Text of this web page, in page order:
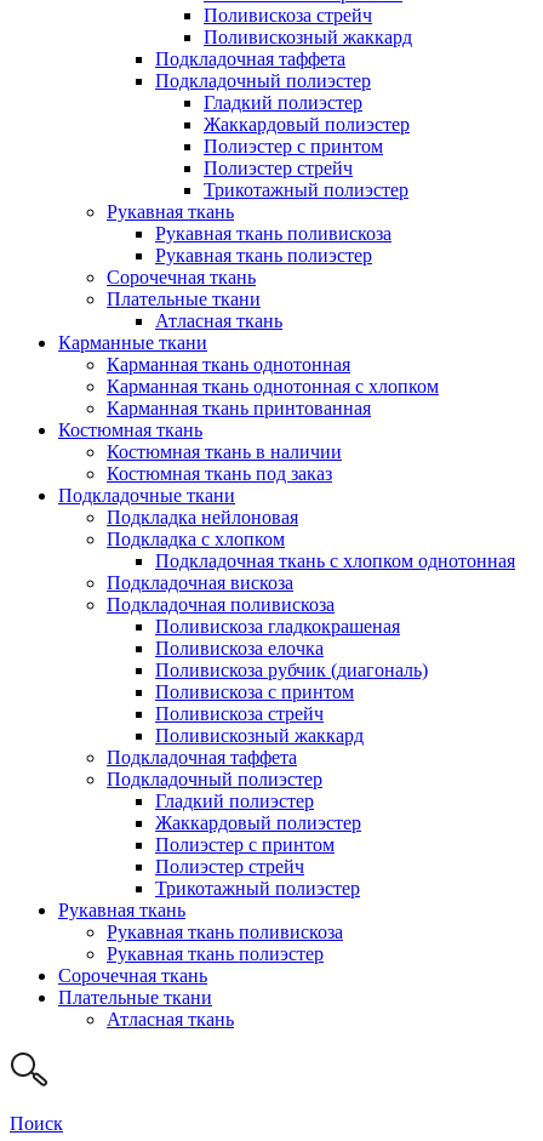
Поливискоза стрейч
Поливискозный жаккард
Подкладочная таффета
Подкладочный полиэстер
Гладкий полиэстер
Жаккардовый полиэстер
Полиэстер с принтом
Полиэстер стрейч
Трикотажный полиэстер
Рукавная ткань
Рукавная ткань поливискоза
Рукавная ткань полиэстер
Сорочечная ткань
Плательные ткани
Атласная ткань
Карманные ткани
Карманная ткань однотонная
Карманная ткань однотонная с хлопком
Карманная ткань принтованная
Костюмная ткань
Костюмная ткань в наличии
Костюмная ткань под заказ
Подкладочные ткани
Подкладка нейлоновая
Подкладка с хлопком
Подкладочная ткань с хлопком однотонная
Подкладочная вискоза
Подкладочная поливискоза
Поливискоза гладкокрашеная
Поливискоза елочка
Поливискоза рубчик (диагональ)
Поливискоза с принтом
Поливискоза стрейч
Поливискозный жаккард
Подкладочная таффета
Подкладочный полиэстер
Гладкий полиэстер
Жаккардовый полиэстер
Полиэстер с принтом
Полиэстер стрейч
Трикотажный полиэстер
Рукавная ткань
Рукавная ткань поливискоза
Рукавная ткань полиэстер
Сорочечная ткань
Плательные ткани
Атласная ткань
Поиск